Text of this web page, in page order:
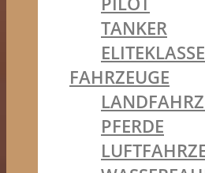
TANKER
FAHRZEUGE
PFERDE